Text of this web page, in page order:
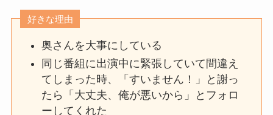
好きな理由
奥さんを大事にしている
同じ番組に出演中に緊張していて間違え
てしまった時、「すいません！」と謝っ
たら「大丈夫、俺が悪いから」とフォロ
ーしてくれた